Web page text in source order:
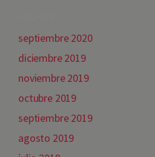
septiembre 2020
diciembre 2019
noviembre 2019
octubre 2019
septiembre 2019
agosto 2019